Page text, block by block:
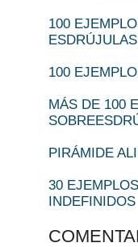
100
ESDRÚJULAS
100
MÁS DE 100
PIRÁMIDE
30
INDEFINIDOS